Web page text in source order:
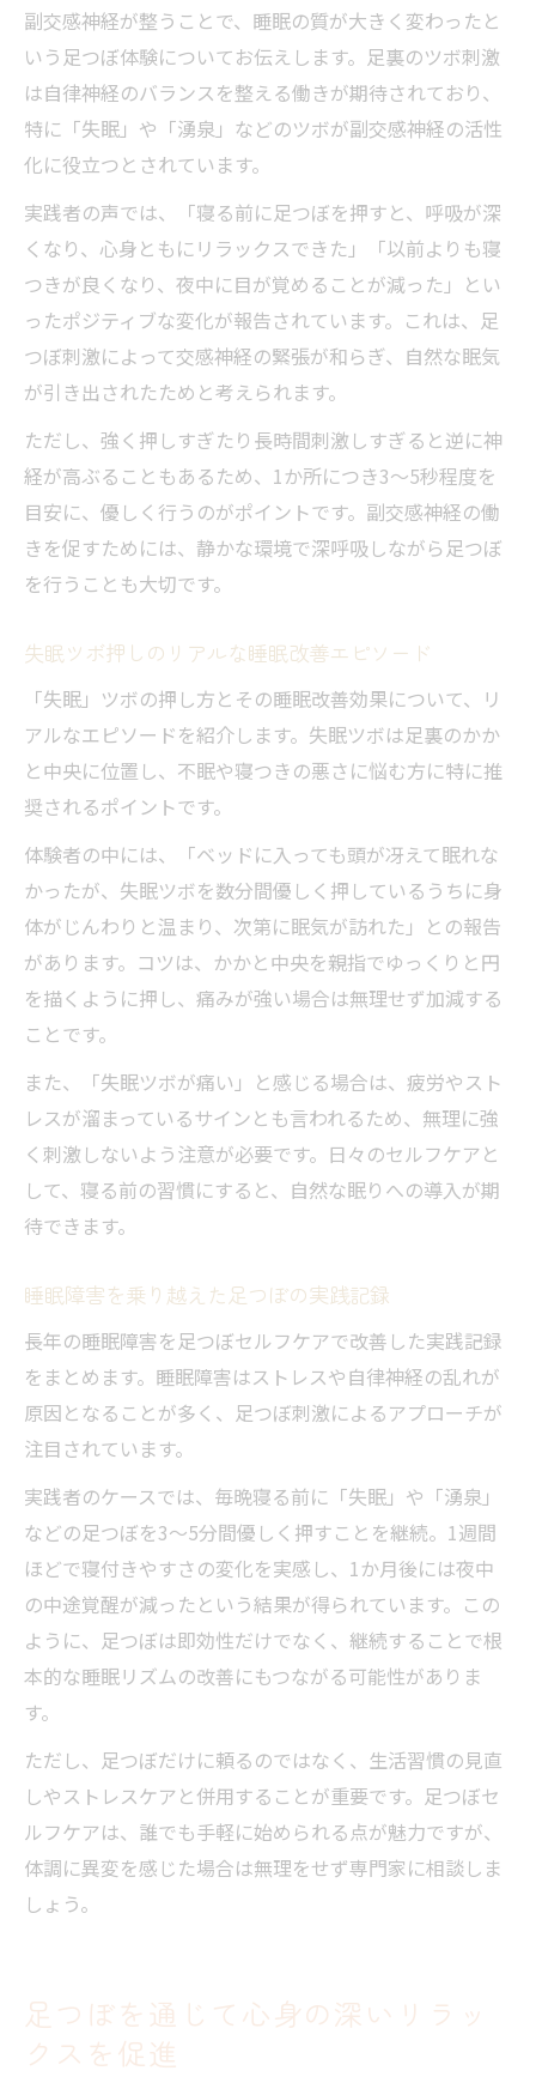
副交感神経が整うことで、睡眠の質が大きく変わったと
いう足つぼ体験についてお伝えします。足裏のツボ刺激
は自律神経のバランスを整える働きが期待されており、
特に「失眠」や「湧泉」などのツボが副交感神経の活性
化に役立つとされています。
実践者の声では、「寝る前に足つぼを押すと、呼吸が深
くなり、心身ともにリラックスできた」「以前よりも寝
つきが良くなり、夜中に目が覚めることが減った」とい
ったポジティブな変化が報告されています。これは、足
つぼ刺激によって交感神経の緊張が和らぎ、自然な眠気
が引き出されたためと考えられます。
ただし、強く押しすぎたり長時間刺激しすぎると逆に神
経が高ぶることもあるため、1か所につき3〜5秒程度を
目安に、優しく行うのがポイントです。副交感神経の働
きを促すためには、静かな環境で深呼吸しながら足つぼ
を行うことも大切です。
失眠ツボ押しのリアルな睡眠改善エピソード
「失眠」ツボの押し方とその睡眠改善効果について、リ
アルなエピソードを紹介します。失眠ツボは足裏のかか
と中央に位置し、不眠や寝つきの悪さに悩む方に特に推
奨されるポイントです。
体験者の中には、「ベッドに入っても頭が冴えて眠れな
かったが、失眠ツボを数分間優しく押しているうちに身
体がじんわりと温まり、次第に眠気が訪れた」との報告
があります。コツは、かかと中央を親指でゆっくりと円
を描くように押し、痛みが強い場合は無理せず加減する
ことです。
また、「失眠ツボが痛い」と感じる場合は、疲労やスト
レスが溜まっているサインとも言われるため、無理に強
く刺激しないよう注意が必要です。日々のセルフケアと
して、寝る前の習慣にすると、自然な眠りへの導入が期
待できます。
睡眠障害を乗り越えた足つぼの実践記録
長年の睡眠障害を足つぼセルフケアで改善した実践記録
をまとめます。睡眠障害はストレスや自律神経の乱れが
原因となることが多く、足つぼ刺激によるアプローチが
注目されています。
実践者のケースでは、毎晩寝る前に「失眠」や「湧泉」
などの足つぼを3〜5分間優しく押すことを継続。1週間
ほどで寝付きやすさの変化を実感し、1か月後には夜中
の中途覚醒が減ったという結果が得られています。この
ように、足つぼは即効性だけでなく、継続することで根
本的な睡眠リズムの改善にもつながる可能性がありま
す。
ただし、足つぼだけに頼るのではなく、生活習慣の見直
しやストレスケアと併用することが重要です。足つぼセ
ルフケアは、誰でも手軽に始められる点が魅力ですが、
体調に異変を感じた場合は無理をせず専門家に相談しま
しょう。
足つぼを通じて心身の深いリラッ
クスを促進